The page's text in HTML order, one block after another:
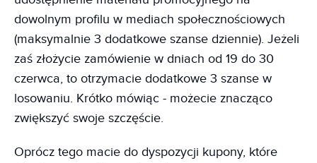
dowolnym profilu w mediach społecznościowych
(maksymalnie 3 dodatkowe szanse dziennie). Jeżeli
zaś złożycie zamówienie w dniach od 19 do 30
czerwca, to otrzymacie dodatkowe 3 szanse w
losowaniu. Krótko mówiąc - możecie znacząco
zwiększyć swoje szczęście.
Oprócz tego macie do dyspozycji kupony, które